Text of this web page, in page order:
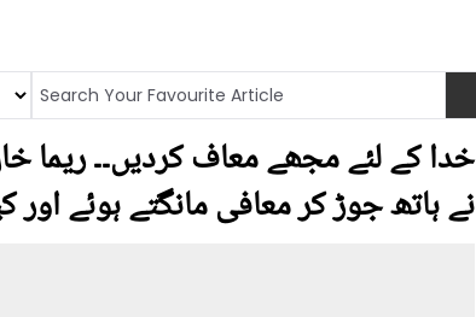
خدا کے لئے مجھے معاف کردیں۔۔ ریما
نے ہاتھ جوڑ کر معافی مانگتے ہوئے اور